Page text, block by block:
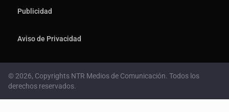
Publicidad
Aviso de Privacidad
© 2026, Copyrights NTR Medios de Comunicación. Todos los
derechos reservados.